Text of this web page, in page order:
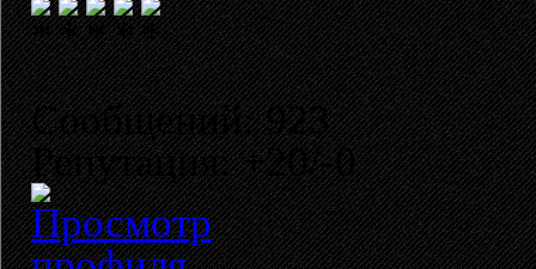
Сообщений: 923
Репутация: +20/-0